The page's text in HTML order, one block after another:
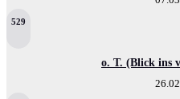
529
o. T. (Blick ins